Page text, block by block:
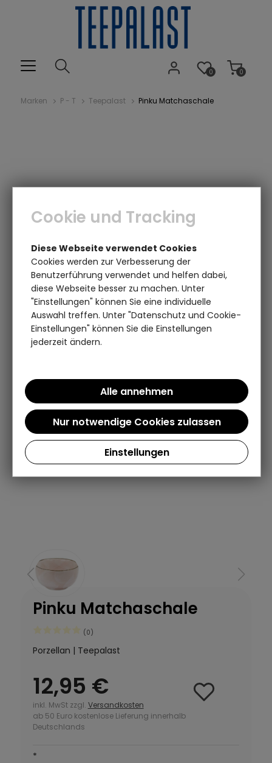
0
0
Marken P - T Teepalast Pinku Matchaschale
Pinku Matchaschale
(0)
Porzellan | Teepalast
12,95 €
inkl. MwSt zzgl. Versandkosten
ab 50 Euro kostenlose Lieferung innerhalb
Deutschlands
*
Cookie und Tracking
Diese Webseite verwendet Cookies
Cookies werden zur Verbesserung der
Benutzerführung verwendet und helfen dabei,
diese Webseite besser zu machen. Unter
"Einstellungen" können Sie eine individuelle
Auswahl treffen. Unter "Datenschutz und Cookie-
Einstellungen" können Sie die Einstellungen
jederzeit ändern.
Einstellungen